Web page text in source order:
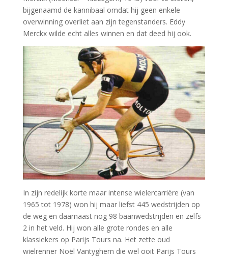
bijgenaamd de kannibaal omdat hij geen enkele
overwinning overliet aan zijn tegenstanders. Eddy
Merckx wilde echt alles winnen en dat deed hij ook.
In zijn redelijk korte maar intense wielercarrière (van
1965 tot 1978) won hij maar liefst 445 wedstrijden op
de weg en daarnaast nog 98 baanwedstrijden en zelfs
2 in het veld. Hij won alle grote rondes en alle
klassiekers op Parijs Tours na. Het zette oud
wielrenner Noël Vantyghem die wel ooit Parijs Tours